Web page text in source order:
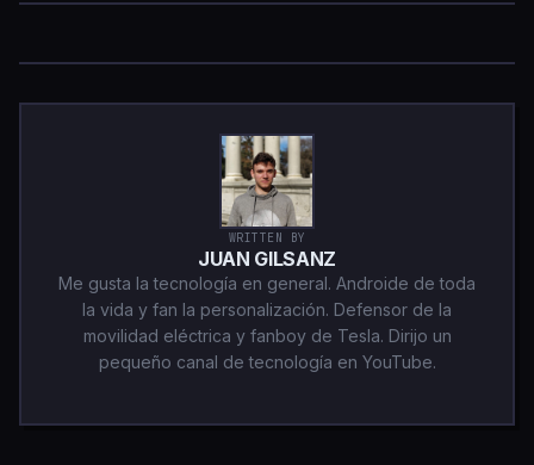
WRITTEN BY
JUAN GILSANZ
Me gusta la tecnología en general. Androide de toda
la vida y fan la personalización. Defensor de la
movilidad eléctrica y fanboy de Tesla. Dirijo un
pequeño canal de tecnología en YouTube.